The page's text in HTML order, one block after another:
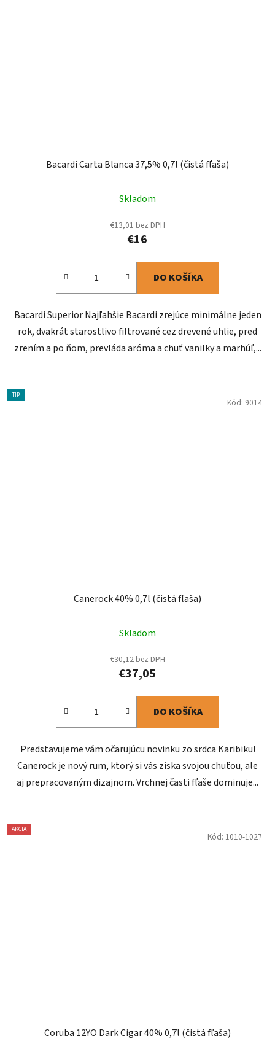
Bacardi Carta Blanca 37,5% 0,7l (čistá fľaša)
Skladom
€13,01 bez DPH
€16
DO KOŠÍKA
Bacardi Superior Najľahšie Bacardi zrejúce minimálne jeden
rok, dvakrát starostlivo filtrované cez drevené uhlie, pred
zrením a po ňom, prevláda aróma a chuť vanilky a marhúľ,...
TIP
Canerock 40% 0,7l (čistá fľaša)
Skladom
€30,12 bez DPH
€37,05
DO KOŠÍKA
Predstavujeme vám očarujúcu novinku zo srdca Karibiku!
Canerock je nový rum, ktorý si vás získa svojou chuťou, ale
aj prepracovaným dizajnom. Vrchnej časti fľaše dominuje...
Kód: 9014
AKCIA
Coruba 12YO Dark Cigar 40% 0,7l (čistá fľaša)
Kód: 1010-1027